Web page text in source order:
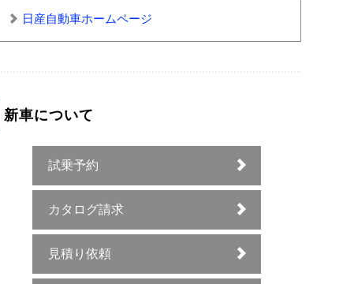
日産自動車ホームページ
新車について
試乗予約
カタログ請求
見積り依頼